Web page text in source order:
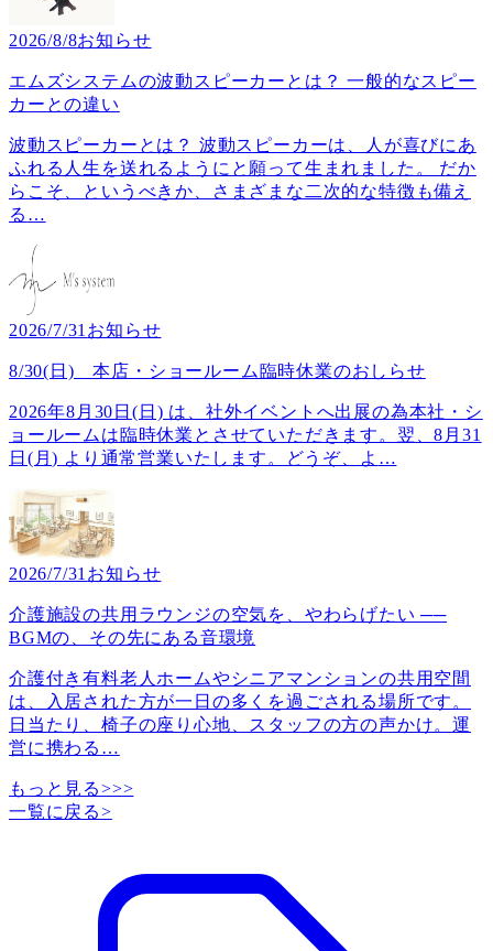
2026/8/8お知らせ
エムズシステムの波動スピーカーとは？ 一般的なスピー
カーとの違い
波動スピーカーとは？ 波動スピーカーは、人が喜びにあ
ふれる人生を送れるようにと願って生まれました。 だか
らこそ、というべきか、さまざまな二次的な特徴も備え
る …
2026/7/31 お知らせ
8/30(日) 本店・ショールーム臨時休業のおしらせ
2026年8月30日(日) は、社外イベントへ出展の為本社・シ
ョールームは臨時休業とさせていただきます。翌、8月31
日(月) より通常営業いたします。どうぞ、よ …
2026/7/31 お知らせ
介護施設の共用ラウンジの空気を、やわらげたい ──
BGMの、その先にある音環境
介護付き有料老人ホームやシニアマンションの共用空間
は、入居された方が一日の多くを過ごされる場所です。
日当たり、椅子の座り心地、スタッフの方の声かけ。運
営に携わる …
もっと見る>>>
一覧に戻る>